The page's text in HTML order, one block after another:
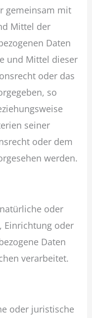
gemeinsam mit
Mittel der
Daten
und Mittel dieser
oder das
so
seiner
oder dem
werden.
oder
Einrichtung oder
Daten
verarbeitet.
oder juristische